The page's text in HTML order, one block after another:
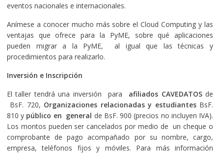
eventos nacionales e internacionales.
Anímese a conocer mucho más sobre el Cloud Computing y las
ventajas que ofrece para la PyME, sobre qué aplicaciones
pueden migrar a la PyME, al igual que las técnicas y
procedimientos para realizarlo.
Inversión e Inscripción
El taller tendrá una inversión para afiliados CAVEDATOS de
BsF. 720, Organizaciones relacionadas y estudiantesBsF.
810 y público en general de BsF. 900 (precios no incluyen IVA).
Los montos pueden ser cancelados por medio de un cheque o
comprobante de pago acompañado por su nombre, cargo,
empresa, teléfonos fijos y móviles. Para más información